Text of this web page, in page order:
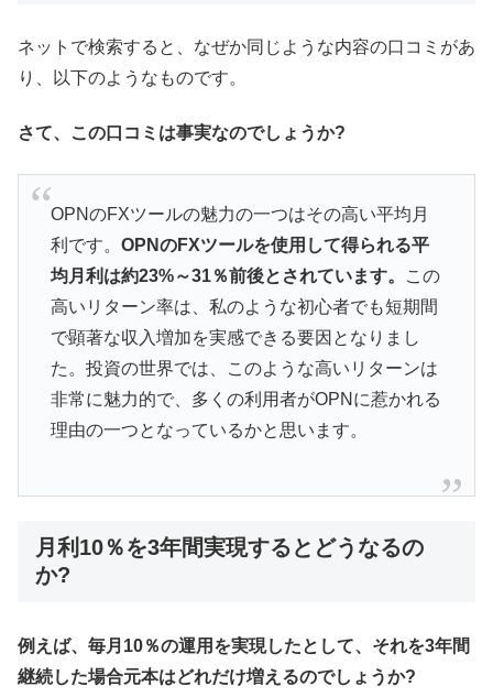
ネットで検索すると、なぜか同じような内容の口コミがあ
り、以下のようなものです。
さて、この口コミは事実なのでしょうか?
OPNのFXツールの魅力の一つはその高い平均月
利です。 OPNのFXツールを使用して得られる平
均月利は約23%～31％前後とされています。
この
高いリターン率は、私のような初心者でも短期間
で顕著な収入増加を実感できる要因となりまし
た。投資の世界では、このような高いリターンは
非常に魅力的で、多くの利用者がOPNに惹かれる
理由の一つとなっているかと思います。
月利10％を3年間実現するとどうなるの
か?
例えば、毎月10％の運用を実現したとして、それを3年間
継続した場合元本はどれだけ増えるのでしょうか?